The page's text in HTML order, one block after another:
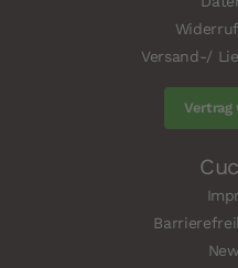
Versand-/
Vertrag